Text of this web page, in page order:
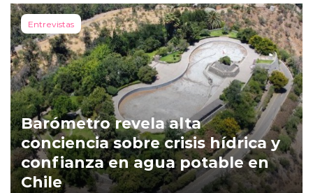
Entrevistas
Barómetro revela alta
conciencia sobre crisis hídrica y
confianza en agua potable en
Chile